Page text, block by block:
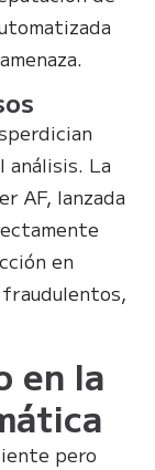
análisis. La
AF, lanzada
en
en la
pero